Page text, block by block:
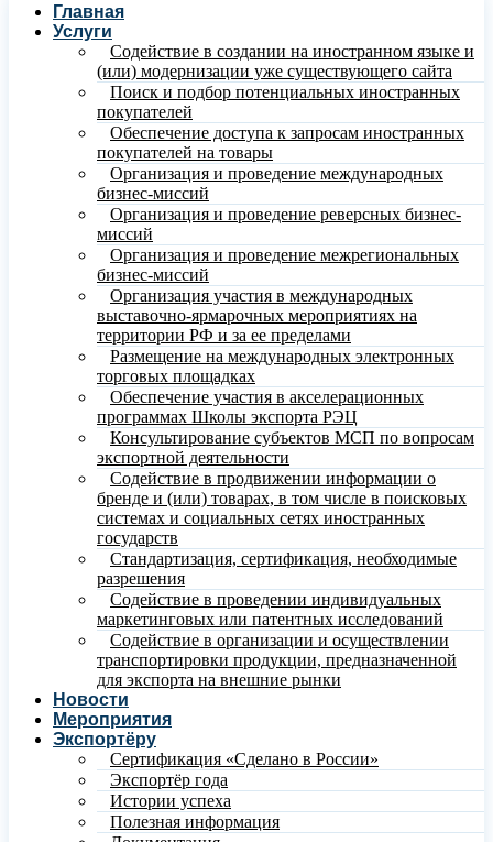
Главная
Услуги
Содействие в создании на иностранном языке и
(или) модернизации уже существующего сайта
Поиск и подбор потенциальных иностранных
покупателей
Обеспечение доступа к запросам иностранных
покупателей на товары
Организация и проведение международных
бизнес-миссий
Организация и проведение реверсных бизнес-
миссий
Организация и проведение межрегиональных
бизнес-миссий
Организация участия в международных
выставочно-ярмарочных мероприятиях на
территории РФ и за ее пределами
Размещение на международных электронных
торговых площадках
Обеспечение участия в акселерационных
программах Школы экспорта РЭЦ
Консультирование субъектов МСП по вопросам
экспортной деятельности
Содействие в продвижении информации о
бренде и (или) товарах, в том числе в поисковых
системах и социальных сетях иностранных
государств
Стандартизация, сертификация, необходимые
разрешения
Содействие в проведении индивидуальных
маркетинговых или патентных исследований
Содействие в организации и осуществлении
транспортировки продукции, предназначенной
для экспорта на внешние рынки
Новости
Мероприятия
Экспортёру
Сертификация «Сделано в России»
Экспортёр года
Истории успеха
Полезная информация